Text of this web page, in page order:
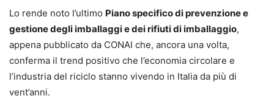
Lo rende noto l’ultimo Piano specifico di prevenzione e
gestione degli imballaggi e dei rifiuti di imballaggio,
appena pubblicato da CONAI che, ancora una volta,
conferma il trend positivo che l’economia circolare e
l’industria del riciclo stanno vivendo in Italia da più di
vent’anni.